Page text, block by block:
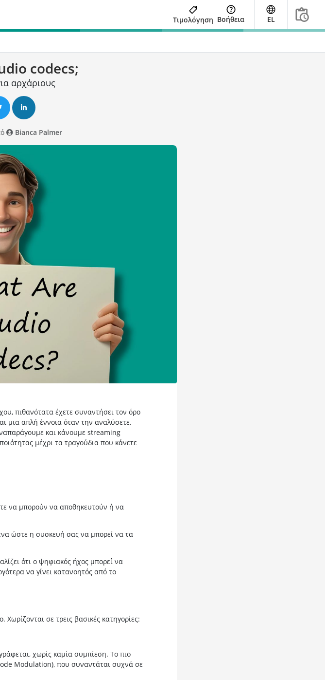
Τιμολόγηση Βοήθεια EL
codecs;
αρχάριους
Bianca Palmer
πιθανότατα έχετε συναντήσει τον όρο
μια απλή έννοια όταν την αναλύσετε.
και κάνουμε streaming
μέχρι τα τραγούδια που κάνετε
να μπορούν να αποθηκευτούν ή να
ώστε η συσκευή σας να μπορεί να τα
ότι ο ψηφιακός ήχος μπορεί να
να γίνει κατανοητός από το
Χωρίζονται σε τρεις βασικές κατηγορίες:
χωρίς καμία συμπίεση. Το πιο
Modulation), που συναντάται συχνά σε